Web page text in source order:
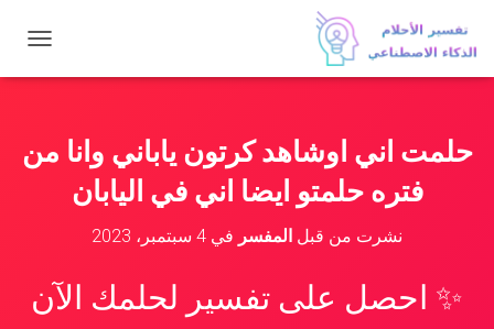
ب
ا
حلمت اني اوشاهد كرتون ياباني وانا من
فتره حلمتو ايضا اني في اليابان
نشرت من قبل المفسر في 4 سبتمبر، 2023
✨ احصل على تفسير لحلمك الآن